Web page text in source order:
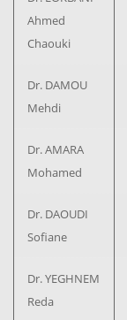
Ahmed
Chaouki
Dr. DAMOU
Mehdi
Dr. AMARA
Mohamed
Dr. DAOUDI
Sofiane
Dr. YEGHNEM
Reda